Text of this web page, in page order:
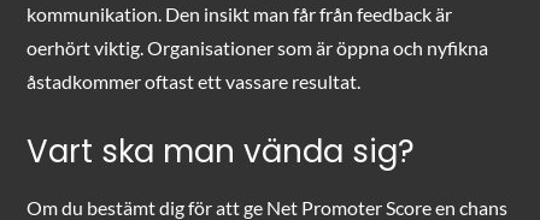
kommunikation. Den insikt man får från feedback är
oerhört viktig. Organisationer som är öppna och nyfikna
åstadkommer oftast ett vassare resultat.
Vart ska man vända sig?
Om du bestämt dig för att ge Net Promoter Score en chans